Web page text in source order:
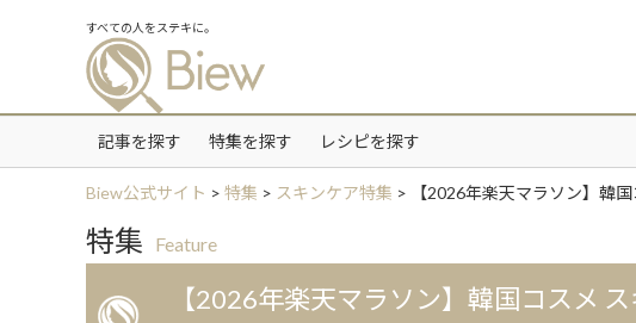
すべての人をステキに。
記事を探す 特集を探す レシピを探す
Biew公式サイト > 特集 > スキンケア特集 > 【2026年楽天マラソン】韓
特集 Feature
【2026年楽天マラソン】韓国コスメ